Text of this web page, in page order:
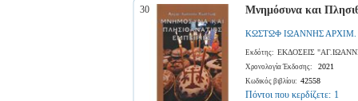
30 Μνημόσυνα και
ΚΩΣΤΩΦ ΙΩΑΝΝΗΣ ΑΡΧΙΜ.
Εκδότης: ΕΚΔΟΣΕΙΣ
Χρονολογία Έκδοσης: 2021
Κωδικός βιβλίου: 42558
Πόντοι που κερδίζετε: 1